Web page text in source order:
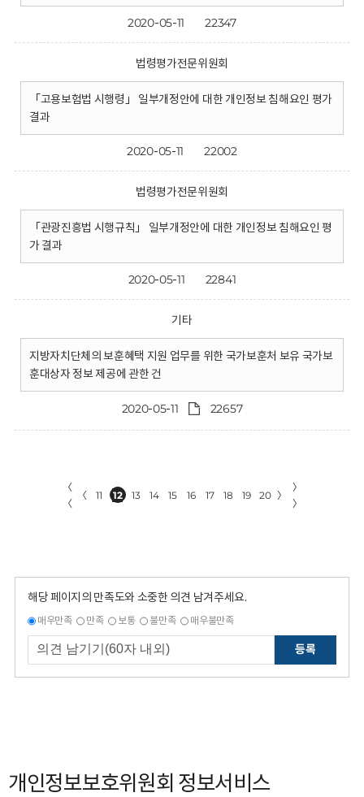
2020-05-11 22347
법령평가전문위원회
「고용보험법 시행령」 일부개정안에 대한 개인정보 침해요인 평가
결과
2020-05-11 22002
법령평가전문위원회
「관광진흥법 시행규칙」 일부개정안에 대한 개인정보 침해요인 평
가 결과
2020-05-11 22841
기타
지방자치단체의 보훈혜택 지원 업무를 위한 국가보훈처 보유 국가보
훈대상자 정보 제공에 관한 건
2020-05-11 22657
〈
〈
〈 11 12 13 14 15 16 17 18 19 20 〉
〉
〉
해당 페이지의 만족도와 소중한 의견 남겨주세요.
매우만족 만족 보통 불만족 매우불만족
등록
개인정보보호위원회 정보서비스